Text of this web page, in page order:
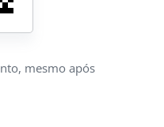
mesmo após